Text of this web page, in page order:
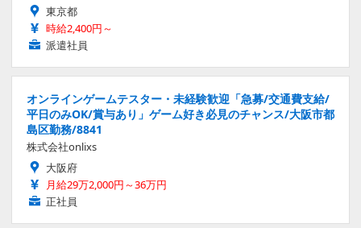
東京都
時給2,400円～
派遣社員
オンラインゲームテスター・未経験歓迎「急募/交通費支給/
平日のみOK/賞与あり」ゲーム好き必見のチャンス/大阪市都
島区勤務/8841
株式会社onlixs
大阪府
月給29万2,000円～36万円
正社員